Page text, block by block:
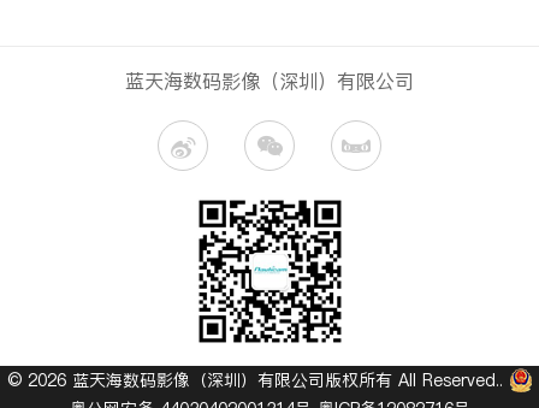
蓝天海数码影像（深圳）有限公司
© 2026 蓝天海数码影像（深圳）有限公司版权所有 All Reserved..